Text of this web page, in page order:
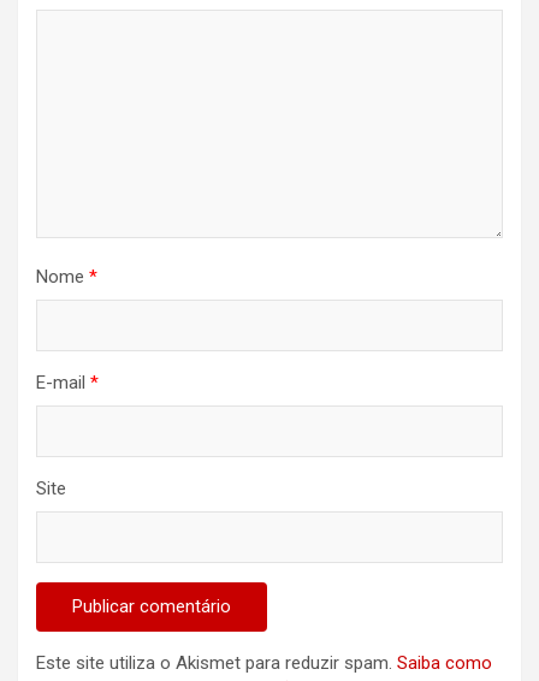
Nome *
E-mail *
Site
Este site utiliza o Akismet para reduzir spam. Saiba como